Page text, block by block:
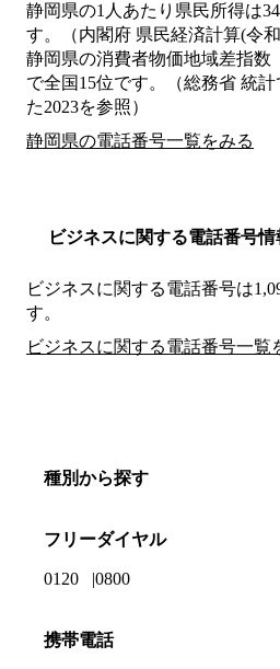
静岡県の1人あたり県民所得は
す。（内閣府 県民経済計算(令
静岡県の消費者物価地域差指数
で全国15位です。（総務省 統
た2023を参照）
静岡県の電話番号一覧をみる
ビジネスに関する電話番号情
ビジネスに関する電話番号は
す。
ビジネスに関する電話番号一覧
種別から探す
フリーダイヤル
0120 0800
携帯電話